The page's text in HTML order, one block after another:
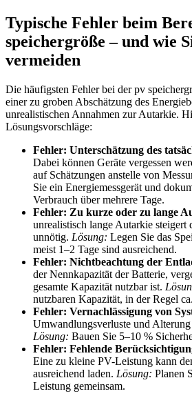
Typische Fehler beim
speichergröße – und wie
vermeiden
Die häufigsten Fehler bei der pv
einer zu groben Abschätzung des
unrealistischen Annahmen zur Autarkie.
Lösungsvorschläge:
Fehler: Unterschätzung des
Dabei können Geräte vergessen
auf Schätzungen anstelle von
Sie ein Energiemessgerät und
Verbrauch über mehrere Tage.
Fehler: Zu kurze oder zu lange
unrealistisch lange Autarkie steigert
unnötig. Lösung: Legen Sie das
meist 1–2 Tage sind ausreichend.
Fehler: Nichtbeachtung der
der Nennkapazität der Batterie,
gesamte Kapazität nutzbar ist.
nutzbaren Kapazität, in der Regel
Fehler: Vernachlässigung von
Umwandlungsverluste und
Lösung: Bauen Sie 5–10 %
Fehler: Fehlende
Eine zu kleine PV-Leistung kann
ausreichend laden. Lösung: Planen
Leistung gemeinsam.